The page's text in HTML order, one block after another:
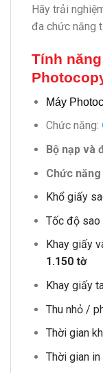
Hãy trải
đa chức năng
Tính
Máy
Chức năng:
Bộ nạp và
Chức
Khổ giấy
Tốc độ sao
Khay giấy
1.150 tờ
Khay giấy
Thu nhỏ /
Thời gian
Thời gian